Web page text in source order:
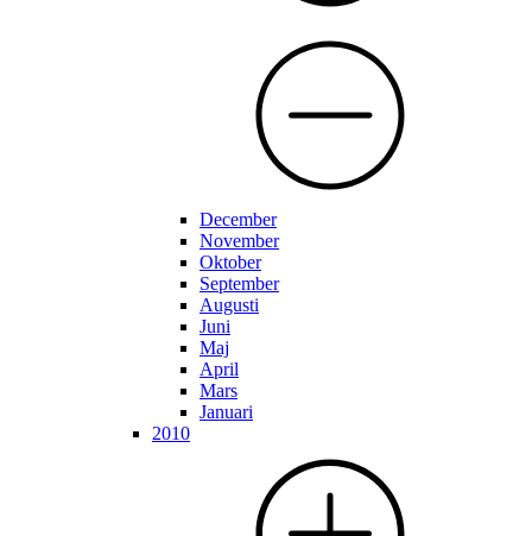
December
November
Oktober
September
Augusti
Juni
Maj
April
Mars
Januari
2010